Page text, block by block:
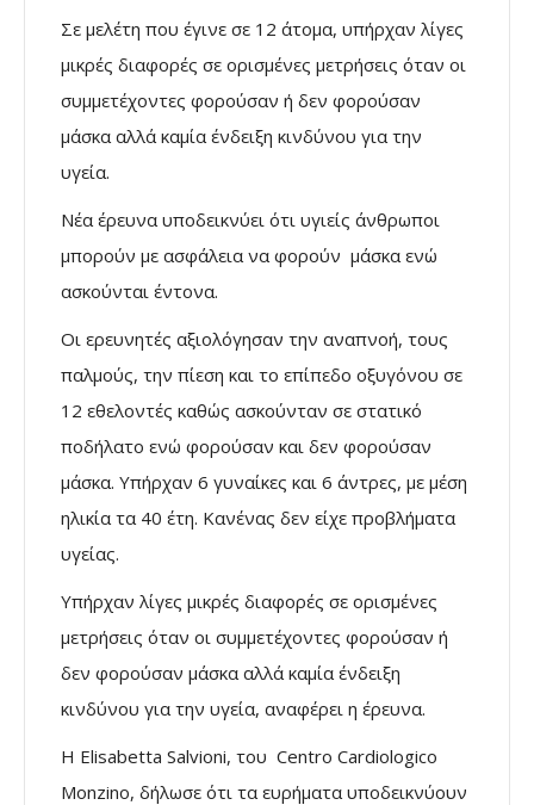
Σε μελέτη που έγινε σε 12 άτομα, υπήρχαν λίγες
μικρές διαφορές σε ορισμένες μετρήσεις όταν οι
συμμετέχοντες φορούσαν ή δεν φορούσαν
μάσκα αλλά καμία ένδειξη κινδύνου για την
υγεία.
Nέα έρευνα υποδεικνύει ότι υγιείς άνθρωποι
μπορούν με ασφάλεια να φορούν μάσκα ενώ
ασκούνται έντονα.
Οι ερευνητές αξιολόγησαν την αναπνοή, τους
παλμούς, την πίεση και το επίπεδο οξυγόνου σε
12 εθελοντές καθώς ασκούνταν σε στατικό
ποδήλατο ενώ φορούσαν και δεν φορούσαν
μάσκα. Υπήρχαν 6 γυναίκες και 6 άντρες, με μέση
ηλικία τα 40 έτη. Κανένας δεν είχε προβλήματα
υγείας.
Υπήρχαν λίγες μικρές διαφορές σε ορισμένες
μετρήσεις όταν οι συμμετέχοντες φορούσαν ή
δεν φορούσαν μάσκα αλλά καμία ένδειξη
κινδύνου για την υγεία, αναφέρει η έρευνα.
Η Elisabetta Salvioni, του Centro Cardiologico
Monzino, δήλωσε ότι τα ευρήματα υποδεικνύουν